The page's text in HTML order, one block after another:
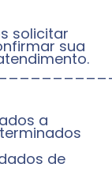
solicitar
sua
a
de